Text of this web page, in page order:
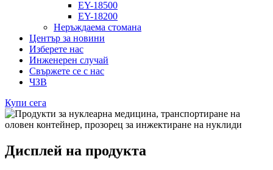
EY-18500
EY-18200
Неръждаема стомана
Център за новини
Изберете нас
Инженерен случай
Свържете се с нас
ЧЗВ
Купи сега
Дисплей на продукта